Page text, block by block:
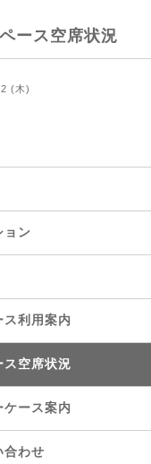
ース空席状況
(木)
ン
利用案内
空席状況
ース案内
わせ